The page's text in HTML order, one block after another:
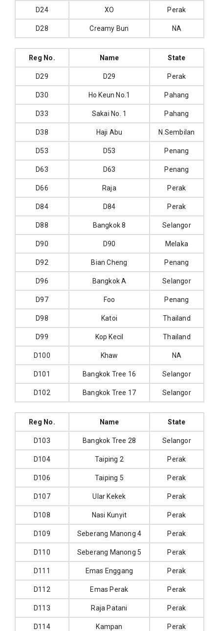
D24 XO Perak
D28 Creamy Bun NA
Reg No. Name State
D29 D29 Perak
D30 Ho Keun No.1 Pahang
D33 Sakai No. 1 Pahang
D38 Haji Abu N.Sembilan
D53 D53 Penang
D63 D63 Penang
D66 Raja Perak
D84 D84 Perak
D88 Bangkok 8 Selangor
D90 D90 Melaka
D92 Bian Cheng Penang
D96 Bangkok A Selangor
D97 Foo Penang
D98 Katoi Thailand
D99 Kop Kecil Thailand
D100 Khaw NA
D101 Bangkok Tree 16 Selangor
D102 Bangkok Tree 17 Selangor
Reg No. Name State
D103 Bangkok Tree 28 Selangor
D104 Taiping 2 Perak
D106 Taiping 5 Perak
D107 Ular Kekek Perak
D108 Nasi Kunyit Perak
D109 Seberang Manong 4 Perak
D110 Seberang Manong 5 Perak
D111 Emas Enggang Perak
D112 Emas Perak Perak
D113 Raja Patani Perak
D114 Kampan Perak